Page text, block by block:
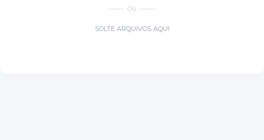
OU
SOLTE ARQUIVOS AQUI